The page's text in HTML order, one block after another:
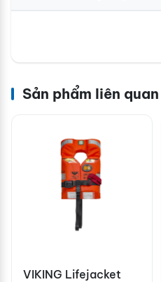
Sản phẩm liên quan
VIKING Lifejacket